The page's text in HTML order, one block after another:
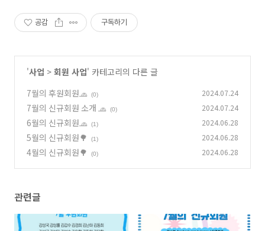
공감 구독하기
'사업 > 회원 사업' 카테고리의 다른 글
7월의 후원회원🧢
(0) 2024.07.24
7월의 신규회원 소개 🧢 (0) 2024.07.24
6월의 신규회원🧢 (1) 2024.06.28
5월의 신규회원🌳 (1) 2024.06.28
4월의 신규회원🌳 (0) 2024.06.28
관련글